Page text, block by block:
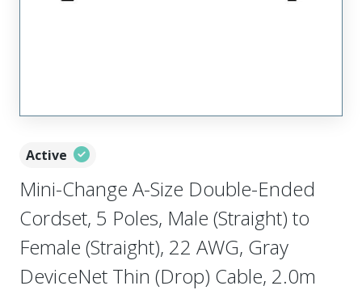
Active
Mini-Change A-Size Double-Ended
Cordset, 5 Poles, Male (Straight) to
Female (Straight), 22 AWG, Gray
DeviceNet Thin (Drop) Cable, 2.0m